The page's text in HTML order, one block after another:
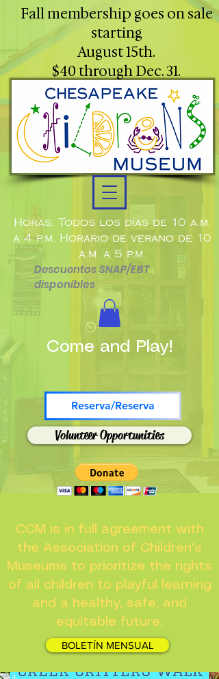
Horas: Todos los días de 10 a.m.
a 4 p.m. Horario de verano de 10
a.m. a 5 p.m.
Descuentos SNAP/EBT
disponibles
Reserva/Reserva
Volunteer Opportunities
Fall membership goes on sale
starting
August 15th.
$40 through Dec. 31.
Come and Play!
CCM is in full agreement with
the Association of Children's
Museums to prioritize the rights
of all children to playful learning
and a healthy, safe, and
equitable future.
BOLETÍN MENSUAL